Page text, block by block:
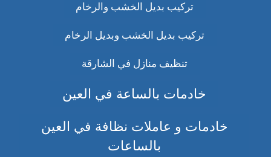
تركيب بديل الخشب والرخام
تركيب بديل الخشب وبديل الرخام
تنظيف منازل في الشارقة
خادمات بالساعة في العين
خادمات و عاملات نظافة في العين
بالساعات